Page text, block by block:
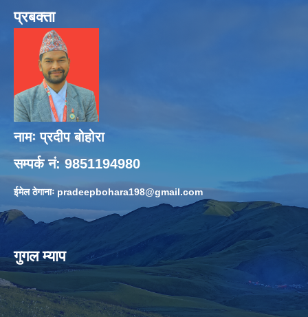
प्रबक्ता
नामः प्रदीप बोहोरा
सम्पर्क नं: 9851194980
ईमेल ठेगानाः pradeepbohara198@gmail.com
गुगल म्याप